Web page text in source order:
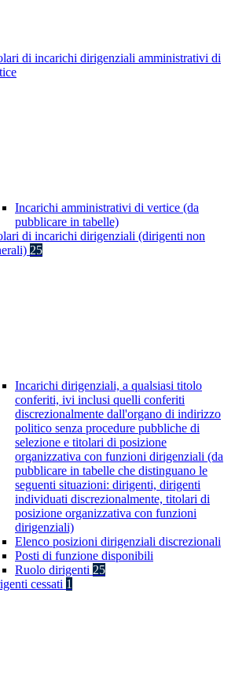
di incarichi dirigenziali amministrativi di
Incarichi amministrativi di vertice (da
pubblicare in tabelle)
di incarichi dirigenziali (dirigenti non
25
Incarichi dirigenziali, a qualsiasi titolo
conferiti, ivi inclusi quelli conferiti
discrezionalmente dall'organo di indirizzo
politico senza procedure pubbliche di
selezione e titolari di posizione
organizzativa con funzioni dirigenziali (da
pubblicare in tabelle che distinguano le
seguenti situazioni: dirigenti, dirigenti
individuati discrezionalmente, titolari di
posizione organizzativa con funzioni
dirigenziali)
Elenco posizioni dirigenziali discrezionali
Posti di funzione disponibili
Ruolo dirigenti 25
cessati 1